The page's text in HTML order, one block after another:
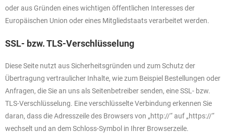
oder aus Gründen eines wichtigen öffentlichen Interesses der
Europäischen Union oder eines Mitgliedstaats verarbeitet werden.
SSL- bzw. TLS-Verschlüsselung
Diese Seite nutzt aus Sicherheitsgründen und zum Schutz der
Übertragung vertraulicher Inhalte, wie zum Beispiel Bestellungen oder
Anfragen, die Sie an uns als Seitenbetreiber senden, eine SSL- bzw.
TLS-Verschlüsselung. Eine verschlüsselte Verbindung erkennen Sie
daran, dass die Adresszeile des Browsers von „http://“ auf „https://“
wechselt und an dem Schloss-Symbol in Ihrer Browserzeile.